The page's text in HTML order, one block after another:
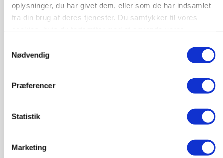
oplysninger, du har givet dem, eller som de har indsamlet
fra din brug af deres tjenester. Du samtykker til vores
Nødvendig
Præferencer
Statistik
Marketing
gødskningslov
Annonce